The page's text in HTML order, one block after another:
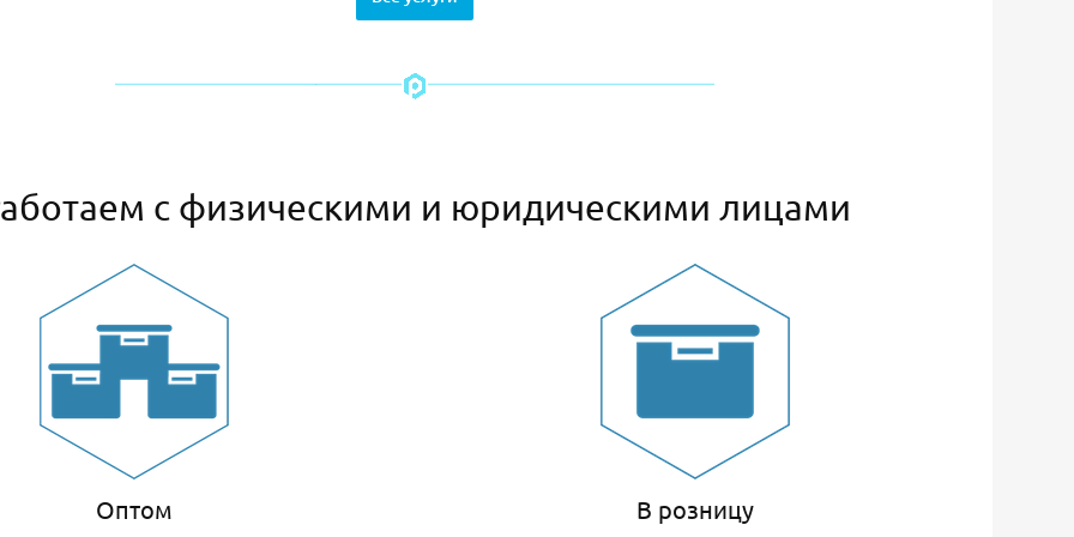
с физическими и юридическими лицами
Оптом В розницу